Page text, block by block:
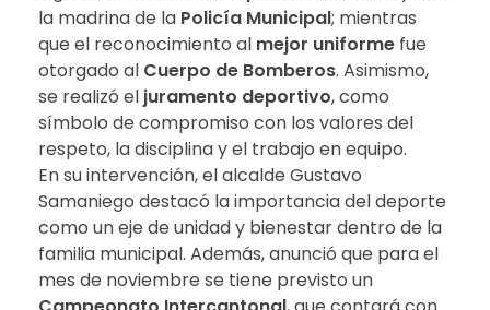
la madrina de la Policía Municipal; mientras
que el reconocimiento al mejor uniforme fue
otorgado al Cuerpo de Bomberos. Asimismo,
se realizó el juramento deportivo, como
símbolo de compromiso con los valores del
respeto, la disciplina y el trabajo en equipo.
En su intervención, el alcalde Gustavo
Samaniego destacó la importancia del deporte
como un eje de unidad y bienestar dentro de la
familia municipal. Además, anunció que para el
mes de noviembre se tiene previsto un